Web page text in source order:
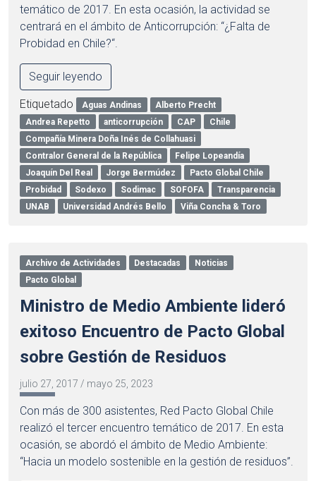
temático de 2017. En esta ocasión, la actividad se
centrará en el ámbito de Anticorrupción: “¿Falta de
Probidad en Chile?“.
Seguir leyendo
Etiquetado Aguas Andinas
Alberto Precht
Andrea Repetto
anticorrupción CAP
Chile
Compañía Minera Doña Inés de Collahuasi
Contralor General de la República
Felipe Lopeandía
Joaquín Del Real
Jorge Bermúdez
Pacto Global Chile
Probidad
Sodexo Sodimac SOFOFA
Transparencia
UNAB
Universidad Andrés Bello Viña Concha & Toro
Archivo de Actividades Destacadas
Noticias
Pacto Global
Ministro de Medio Ambiente lideró
exitoso Encuentro de Pacto Global
sobre Gestión de Residuos
julio 27, 2017 / mayo 25, 2023
Con más de 300 asistentes, Red Pacto Global Chile
realizó el tercer encuentro temático de 2017. En esta
ocasión, se abordó el ámbito de Medio Ambiente:
“Hacia un modelo sostenible en la gestión de residuos”.